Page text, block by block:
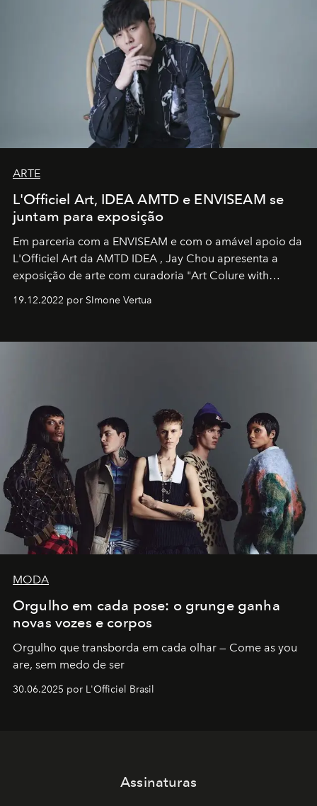
ARTE
L'Officiel Art, IDEA AMTD e ENVISEAM se
juntam para exposição
Em parceria com a ENVISEAM e com o amável apoio da
L'Officiel Art da AMTD IDEA , Jay Chou apresenta a
exposição de arte com curadoria "Art Colure with
19.12.2022 por SImone Vertua
MODA
Orgulho em cada pose: o grunge ganha
novas vozes e corpos
Orgulho que transborda em cada olhar — Come as you
are, sem medo de ser
30.06.2025 por L'Officiel Brasil
Assinaturas